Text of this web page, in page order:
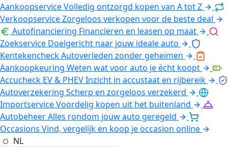
AankoopserviceVolledig ontzorgd kopen van A tot Z
VerkoopserviceZorgeloos verkopen voor de beste deal
Autofinanciering Financieren en leasen op maat
Zoekservice Doelgericht naar jouw ideale auto
KentekencheckAutoverleden zonder geheimen
Aankoopkeuring Weten wat voor auto je écht koopt
Accucheck EV & PHEVInzicht in accustaat en rijbereik
Autoverzekering Scherp en zorgeloos verzekerd
ImportserviceVoordelig kopen uit het buitenland
AutobeheerAlles rondom jouw auto geregeld
Occasions Vind, vergelijk en koop je occasion online
NL